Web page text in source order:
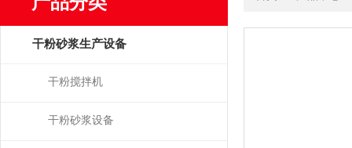
干粉砂浆生产设备
干粉搅拌机
干粉砂浆设备